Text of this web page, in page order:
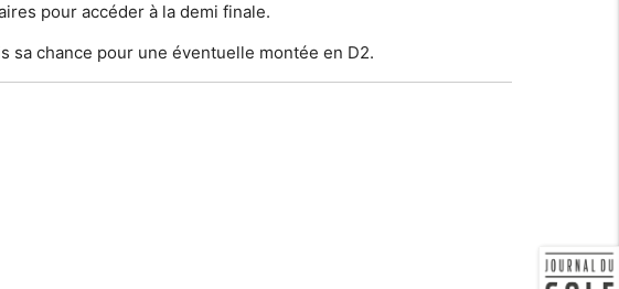
pour accéder à la demi finale.
chance pour une éventuelle montée en D2.